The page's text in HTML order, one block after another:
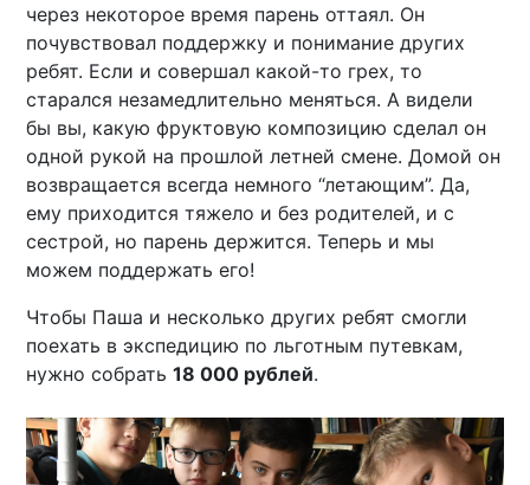
через некоторое время парень оттаял. Он
почувствовал поддержку и понимание других
ребят. Если и совершал какой-то грех, то
старался незамедлительно меняться. А видели
бы вы, какую фруктовую композицию сделал он
одной рукой на прошлой летней смене. Домой он
возвращается всегда немного “летающим”. Да,
ему приходится тяжело и без родителей, и с
сестрой, но парень держится. Теперь и мы
можем поддержать его!
Чтобы Паша и несколько других ребят смогли
поехать в экспедицию по льготным путевкам,
нужно собрать18 000 рублей.